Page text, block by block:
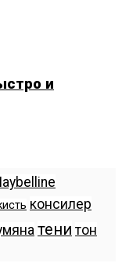
и
консилер
тени тон